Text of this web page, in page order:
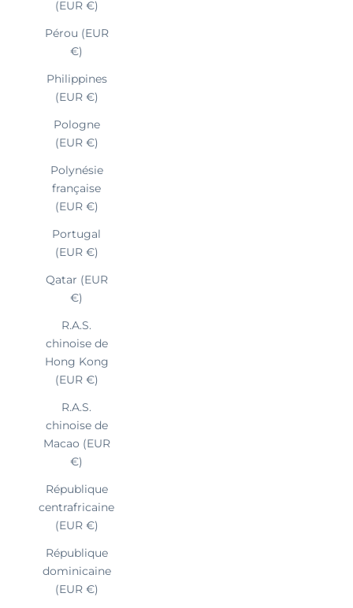
(EUR €)
Pérou (EUR
€)
Philippines
(EUR €)
Pologne
(EUR €)
Polynésie
française
(EUR €)
Portugal
(EUR €)
Qatar (EUR
€)
R.A.S.
chinoise de
Hong Kong
(EUR €)
R.A.S.
chinoise de
Macao (EUR
€)
République
centrafricaine
(EUR €)
République
dominicaine
(EUR €)